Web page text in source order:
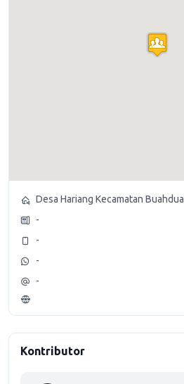
Desa Hariang Kecamatan
-
-
-
-
Kontributor